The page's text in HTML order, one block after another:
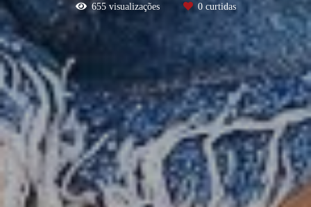
655visualizações 0curtidas